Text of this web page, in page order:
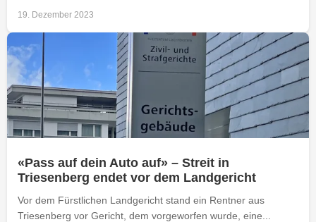
19. Dezember 2023
«Pass auf dein Auto auf» – Streit in
Triesenberg endet vor dem Landgericht
Vor dem Fürstlichen Landgericht stand ein Rentner aus
Triesenberg vor Gericht, dem vorgeworfen wurde, eine...